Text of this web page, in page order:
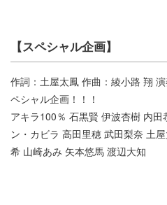
【スペシャル企画】
作詞：土屋太鳳 作曲：綾小路 翔
ペシャル企画！！！
アキラ100％ 石黒賢 伊波杏樹 内
ン・カビラ 高田里穂 武田梨奈 土
希 山崎あみ 矢本悠馬 渡辺大知